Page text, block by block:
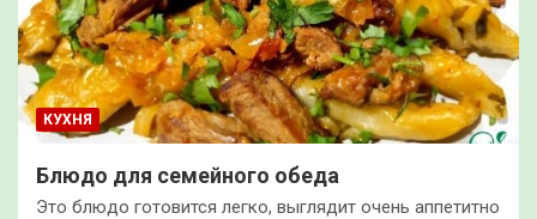
КУХНЯ
Блюдо для семейного обеда
Это блюдо готовится легко, выглядит очень аппетитно